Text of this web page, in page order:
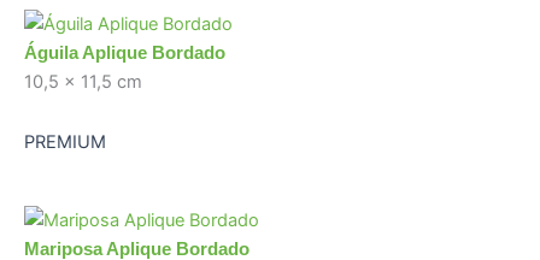
Águila Aplique Bordado
10,5 x 11,5 cm
PREMIUM
Mariposa Aplique Bordado